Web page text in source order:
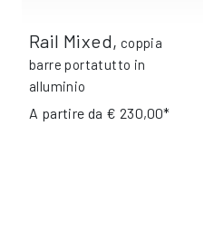
Rail Mixed, coppia
barre portatutto in
alluminio
A partire da € 230,00*